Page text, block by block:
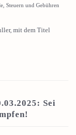
Steuern und Gebühren
mit dem Titel
Sei